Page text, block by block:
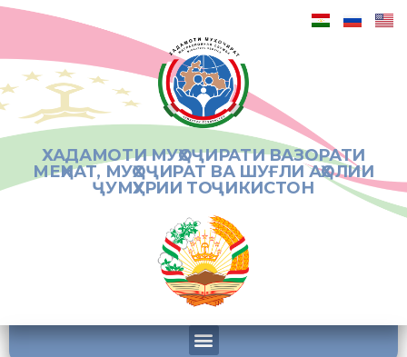
ХАДАМОТИ МУҲОҶИРАТИ ВАЗОРАТИ
МЕҲНАТ, МУҲОҶИРАТ ВА ШУҒЛИ АҲОЛИИ
ҶУМҲУРИИ ТОҶИКИСТОН